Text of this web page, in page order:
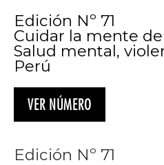
Edición Nº 71
Cuidar la mente
Salud mental,
Perú
VER NÚMERO
Edición Nº 71